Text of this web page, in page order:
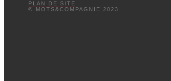
PLAN DE SITE
© MOTS&COMPAGNIE 2023